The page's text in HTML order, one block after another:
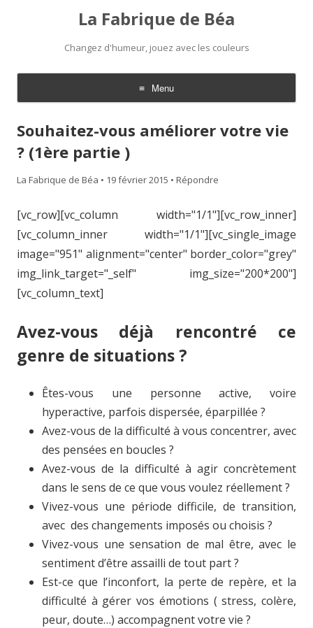
La Fabrique de Béa
Changez d'humeur, jouez avec les couleurs
Menu
Aller
contenu
Souhaitez-vous améliorer votre vie
? (1ère partie )
La Fabrique de Béa • 19 février 2015 • Répondre
[vc_row][vc_column width="1/1"][vc_row_inner]
[vc_column_inner width="1/1"][vc_single_image
image="951" alignment="center" border_color="grey"
img_link_target="_self" img_size="200*200"]
[vc_column_text]
Avez-vous déjà rencontré ce
genre de situations ?
Êtes-vous une personne active, voire
hyperactive, parfois dispersée, éparpillée ?
Avez-vous de la difficulté à vous concentrer, avec
des pensées en boucles ?
Avez-vous de la difficulté à agir concrètement
dans le sens de ce que vous voulez réellement ?
Vivez-vous une période difficile, de transition,
avec des changements imposés ou choisis ?
Vivez-vous une sensation de mal être, avec le
sentiment d’être assailli de tout part ?
Est-ce que l’inconfort, la perte de repère, et la
difficulté à gérer vos émotions ( stress, colère,
peur, doute…) accompagnent votre vie ?